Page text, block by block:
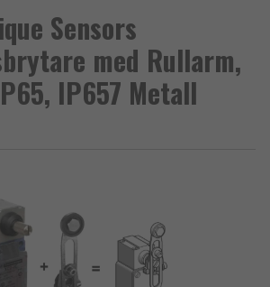
Sensors
med Rullarm,
IP657 Metall